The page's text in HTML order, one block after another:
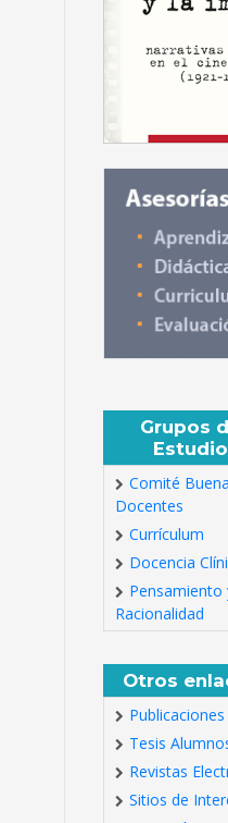
Grupos
Estudio
Comité
Docentes
Currículum
Docencia
Pensamiento
Racionalidad
Otros
Publicaciones
Tesis
Revistas
Sitios de